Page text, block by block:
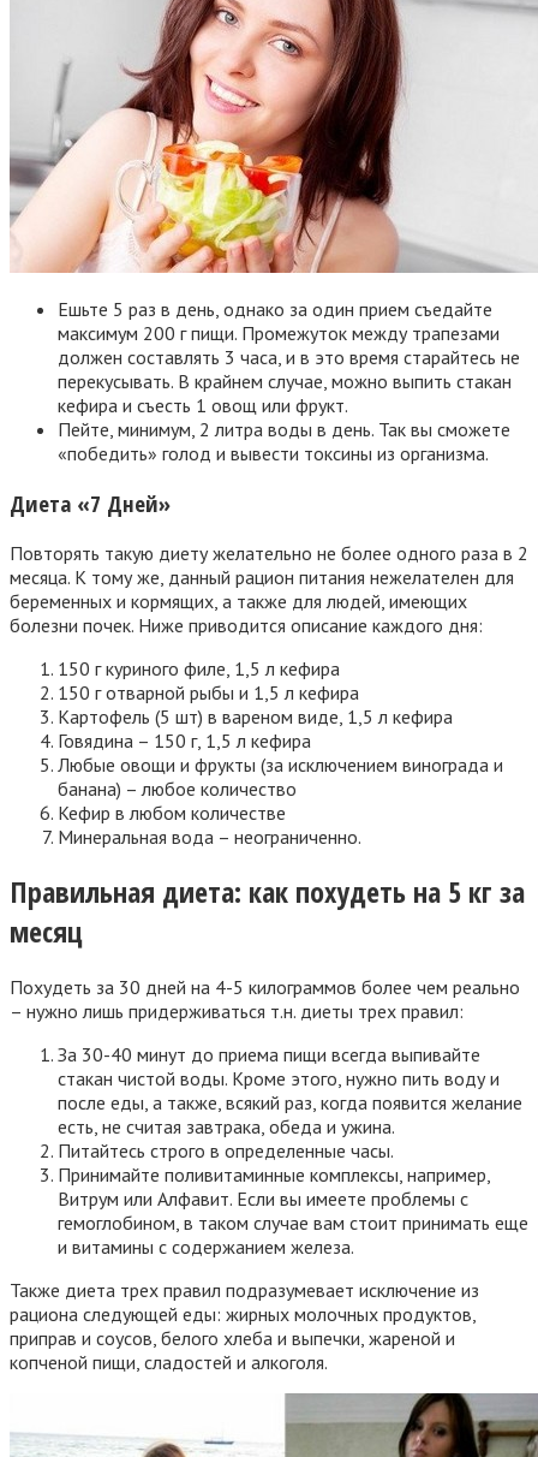
Ешьте 5 раз в день, однако за один прием съедайте
максимум 200 г пищи. Промежуток между трапезами
должен составлять 3 часа, и в это время старайтесь не
перекусывать. В крайнем случае, можно выпить стакан
кефира и съесть 1 овощ или фрукт.
Пейте, минимум, 2 литра воды в день. Так вы сможете
«победить» голод и вывести токсины из организма.
Диета «7 Дней»
Повторять такую диету желательно не более одного раза в 2
месяца. К тому же, данный рацион питания нежелателен для
беременных и кормящих, а также для людей, имеющих
болезни почек. Ниже приводится описание каждого дня:
150 г куриного филе, 1,5 л кефира
150 г отварной рыбы и 1,5 л кефира
Картофель (5 шт) в вареном виде, 1,5 л кефира
Говядина – 150 г, 1,5 л кефира
Любые овощи и фрукты (за исключением винограда и
банана) – любое количество
Кефир в любом количестве
Минеральная вода – неограниченно.
Правильная диета: как похудеть на 5 кг за
месяц
Похудеть за 30 дней на 4-5 килограммов более чем реально
– нужно лишь придерживаться т.н. диеты трех правил:
За 30-40 минут до приема пищи всегда выпивайте
стакан чистой воды. Кроме этого, нужно пить воду и
после еды, а также, всякий раз, когда появится желание
есть, не считая завтрака, обеда и ужина.
Питайтесь строго в определенные часы.
Принимайте поливитаминные комплексы, например,
Витрум или Алфавит. Если вы имеете проблемы с
гемоглобином, в таком случае вам стоит принимать еще
и витамины с содержанием железа.
Также диета трех правил подразумевает исключение из
рациона следующей еды: жирных молочных продуктов,
приправ и соусов, белого хлеба и выпечки, жареной и
копченой пищи, сладостей и алкоголя.